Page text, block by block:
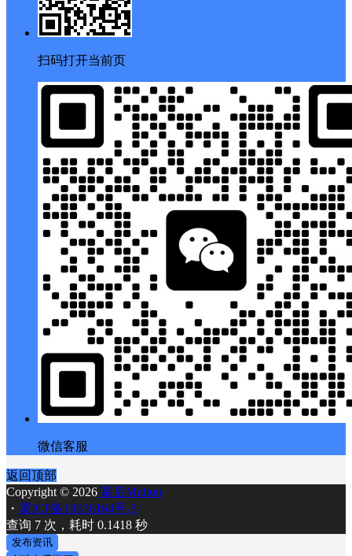
扫码打开当前页
微信客服
返回顶部
Copyright © 2026 幕后Muhou
・ 冀ICP备18036164号-3
查询 7 次，耗时 0.1418 秒
发布资讯